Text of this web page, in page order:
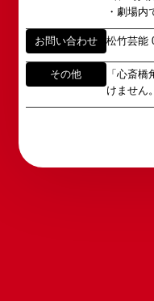
・劇場内
お問い合わせ 松竹芸能
その他
「心斎
けません
この劇場から、日
続々と輩出され、文
2011年5月14日 新
2019年1月1日 心
※イベント内容・出
ご意見・ご感想は各
番号へお問い合わ
※内容によっては弊
だく場合もござい
せください。